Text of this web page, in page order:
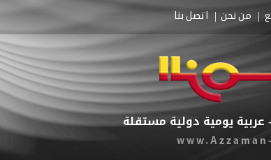
من نحن اتصل بنا
عربية يومية دولية مستقلة